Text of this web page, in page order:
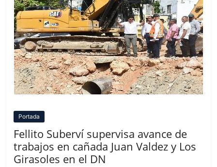
Portada
Fellito Suberví supervisa avance de
trabajos en cañada Juan Valdez y Los
Girasoles en el DN